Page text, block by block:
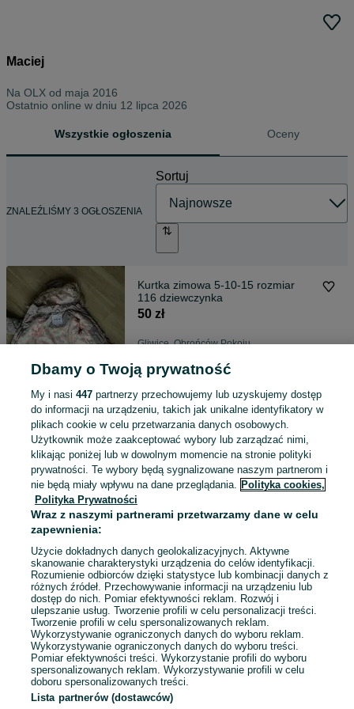
Maciej
Na OLX od maja 2016
Ostatnio online w dniu 12 lipca 2026
Wszystkie ogłoszenia Oceny
ZNALEŹLIŚMY 3 OGŁOSZENIA
Sortuj
Kurtka zimowa 5-10-15 rozmiar
116 dziewczynka
50 zł
Gliwice, Obrońców Pokoju
116 Beżowy
Kurtka narciarska 140 cm
dziewczynka
30 zł
35,20 zł z Pakietem Ochronnym
Gliwice, Obrońców Pokoju
Buty do wody Decathlon 34-35,
21.5-22.5
15 zł
Gliwice, Bojków
12 lipca 2026
Dbamy o Twoją prywatność
My i nasi 447partnerzy przechowujemy lub uzyskujemy dostęp
do informacji na urządzeniu, takich jak unikalne identyfikatory w
plikach cookie w celu przetwarzania danych osobowych.
Użytkownik może zaakceptować wybory lub zarządzać nimi,
klikając poniżej lub w dowolnym momencie na stronie polityki
prywatności. Te wybory będą sygnalizowane naszym partnerom i
nie będą miały wpływu na dane przeglądania. Polityka cookies,
Polityka Prywatności
Wraz z naszymi partnerami przetwarzamy dane w celu
zapewnienia:
Użycie dokładnych danych geolokalizacyjnych. Aktywne
skanowanie charakterystyki urządzenia do celów identyfikacji.
Rozumienie odbiorców dzięki statystyce lub kombinacji danych z
różnych źródeł. Przechowywanie informacji na urządzeniu lub
dostęp do nich. Pomiar efektywności reklam. Rozwój i
ulepszanie usług. Tworzenie profili w celu personalizacji treści.
Tworzenie profili w celu spersonalizowanych reklam.
Wykorzystywanie ograniczonych danych do wyboru reklam.
Wykorzystywanie ograniczonych danych do wyboru treści.
Pomiar efektywności treści. Wykorzystanie profili do wyboru
spersonalizowanych reklam. Wykorzystywanie profili w celu
doboru spersonalizowanych treści.
Lista partnerów (dostawców)